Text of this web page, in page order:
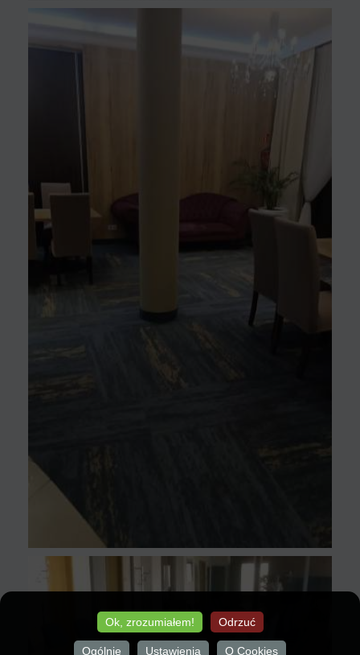
Ok, zrozumiałem! Odrzuć
Ogólnie Ustawienia O Cookies